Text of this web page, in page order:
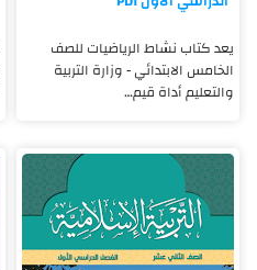
يعد كتاب نشاط الرياضيات للصف
الخامس الابتدائي - وزارة التربية
والتعليم أداة قيم…